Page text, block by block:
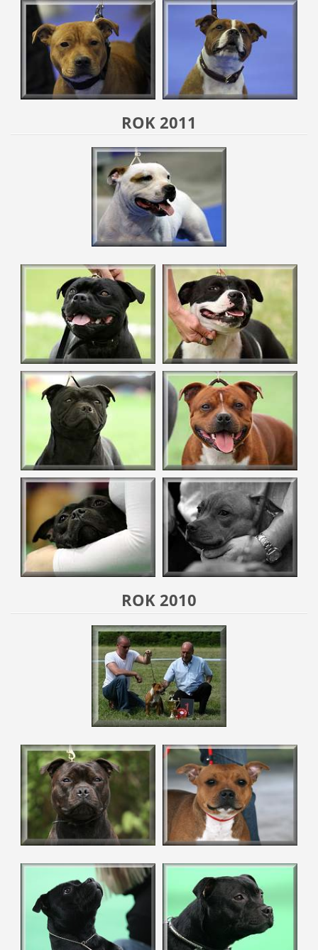
ROK 2011
ROK 2010